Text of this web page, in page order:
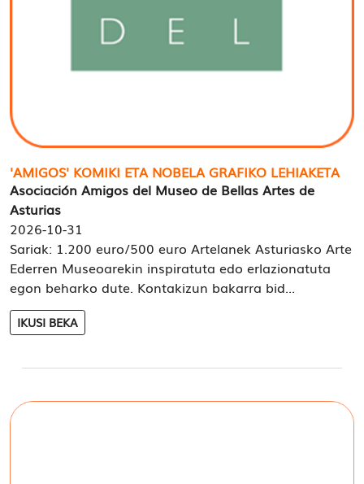
'AMIGOS' KOMIKI ETA NOBELA GRAFIKO LEHIAKETA
Asociación Amigos del Museo de Bellas Artes de
Asturias
2026-10-31
Sariak: 1.200 euro/500 euro Artelanek Asturiasko Arte
Ederren Museoarekin inspiratuta edo erlazionatuta
egon beharko dute. Kontakizun bakarra bid...
IKUSI BEKA